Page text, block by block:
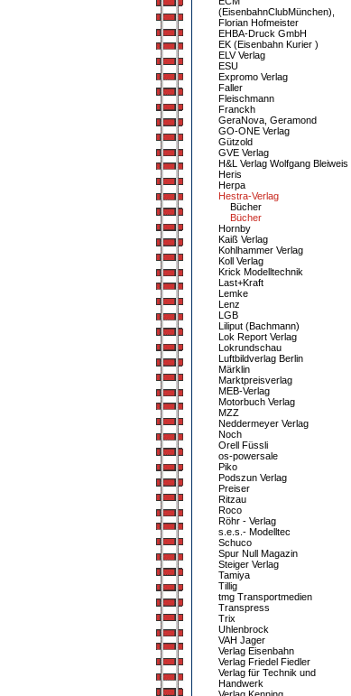
(EisenbahnClubMünchen),
Florian Hofmeister
EHBA-Druck GmbH
EK (Eisenbahn Kurier )
ELV Verlag
ESU
Expromo Verlag
Faller
Fleischmann
Franckh
GeraNova, Geramond
GO-ONE Verlag
Gützold
GVE Verlag
H&L Verlag Wolfgang Bleiweis
Heris
Herpa
Hestra-Verlag
Bücher
Bücher
Hornby
Kaiß Verlag
Kohlhammer Verlag
Koll Verlag
Krick Modelltechnik
Last+Kraft
Lemke
Lenz
LGB
Liliput (Bachmann)
Lok Report Verlag
Lokrundschau
Luftbildverlag Berlin
Märklin
Marktpreisverlag
MEB-Verlag
Motorbuch Verlag
MZZ
Neddermeyer Verlag
Noch
Orell Füssli
os-powersale
Piko
Podszun Verlag
Preiser
Ritzau
Roco
Röhr - Verlag
s.e.s.- Modelltec
Schuco
Spur Null Magazin
Steiger Verlag
Tamiya
Tillig
tmg Transportmedien
Transpress
Trix
Uhlenbrock
VAH Jager
Verlag Eisenbahn
Verlag Friedel Fiedler
Verlag für Technik und
Handwerk